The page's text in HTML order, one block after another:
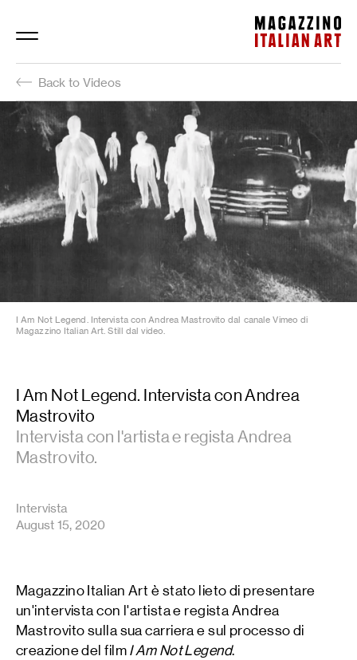
Magazzino Italian Art
Back to Videos
I Am Not Legend. Intervista con Andrea Mastrovito dal canale Vimeo di
Magazzino Italian Art. Still dal video.
I Am Not Legend. Intervista con Andrea
Mastrovito
Intervista con l'artista e regista Andrea
Mastrovito.
Intervista
August 15, 2020
Magazzino Italian Art è stato lieto di presentare
un'intervista con l'artista e regista Andrea
Mastrovito sulla sua carriera e sul processo di
creazione del film I Am Not Legend.